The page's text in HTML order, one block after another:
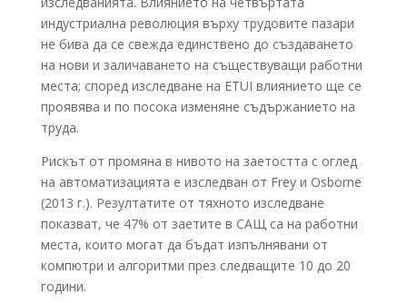
индустриална революция върху трудовите пазари
не бива да се свежда единствено до създаването
на нови и заличаването на съществуващи работни
места; според изследване на ETUI влиянието ще се
проявява и по посока изменяне съдържанието на
труда.
Рискът от промяна в нивото на заетостта с оглед
на автоматизацията е изследван от Frey и Osborne
(2013 г.). Резултатите от тяхното изследване
показват, че 47% от заетите в САЩ са на работни
места, които могат да бъдат изпълнявани от
компютри и алгоритми през следващите 10 до 20
години.